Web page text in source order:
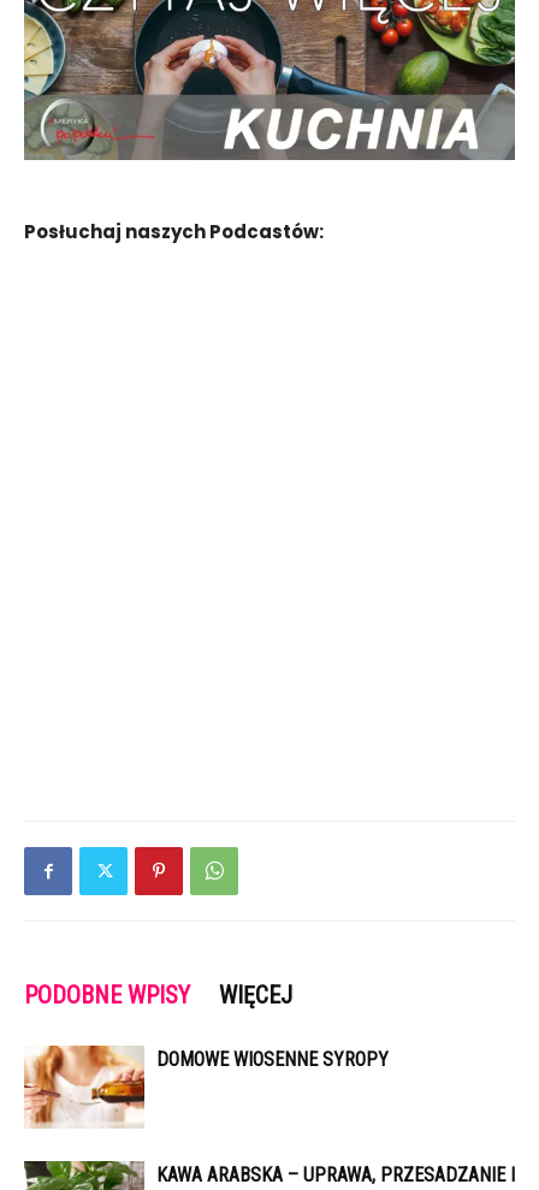
Posłuchaj naszych Podcastów:
PODOBNE WPISY WIĘCEJ
DOMOWE WIOSENNE SYROPY
KAWA ARABSKA – UPRAWA, PRZESADZANIE I